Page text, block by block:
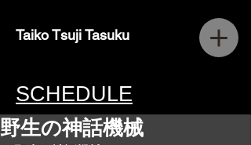
Taiko Tsuji Tasuku
SCHEDULE
野生の神話機械